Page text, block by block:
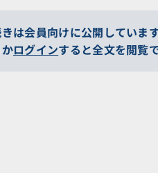
は会員向けに公開しています
ログインすると全文を閲覧